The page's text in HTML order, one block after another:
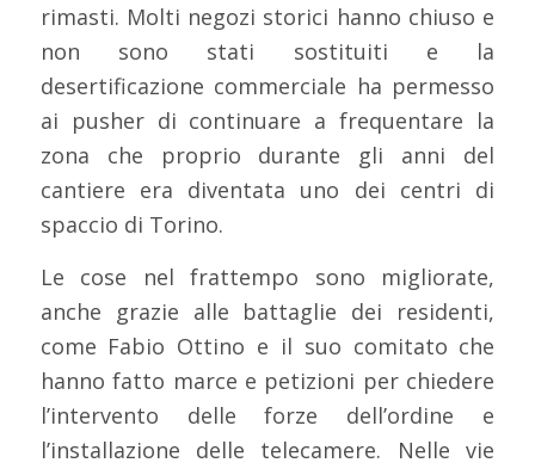
rimasti. Molti negozi storici hanno chiuso e
non sono stati sostituiti e la
desertificazione commerciale ha permesso
ai pusher di continuare a frequentare la
zona che proprio durante gli anni del
cantiere era diventata uno dei centri di
spaccio di Torino.
Le cose nel frattempo sono migliorate,
anche grazie alle battaglie dei residenti,
come Fabio Ottino e il suo comitato che
hanno fatto marce e petizioni per chiedere
l’intervento delle forze dell’ordine e
l’installazione delle telecamere. Nelle vie